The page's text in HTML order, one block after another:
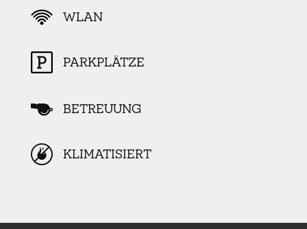
WLAN
PARKPLÄTZE
BETREUUNG
KLIMATISIERT